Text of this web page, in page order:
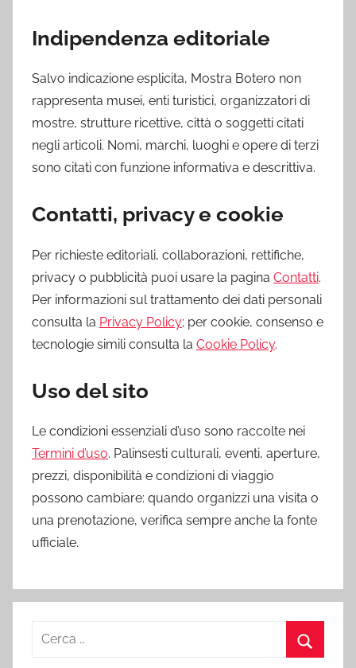
Indipendenza editoriale
Salvo indicazione esplicita, Mostra Botero non
rappresenta musei, enti turistici, organizzatori di
mostre, strutture ricettive, città o soggetti citati
negli articoli. Nomi, marchi, luoghi e opere di terzi
sono citati con funzione informativa e descrittiva.
Contatti, privacy e cookie
Per richieste editoriali, collaborazioni, rettifiche,
privacy o pubblicità puoi usare la pagina Contatti.
Per informazioni sul trattamento dei dati personali
consulta la Privacy Policy; per cookie, consenso e
tecnologie simili consulta la Cookie Policy.
Uso del sito
Le condizioni essenziali d’uso sono raccolte nei
Termini d’uso. Palinsesti culturali, eventi, aperture,
prezzi, disponibilità e condizioni di viaggio
possono cambiare: quando organizzi una visita o
una prenotazione, verifica sempre anche la fonte
ufficiale.
Ricerca